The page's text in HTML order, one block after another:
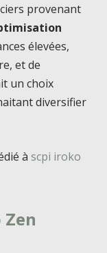
provenant
élevées,
et de
un choix
diversifier
à scpi iroko